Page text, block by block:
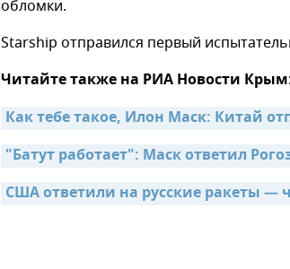
обломки.
Starship отправился первый
Читайте также на РИА Новости
Как тебе такое, Илон Маск: Китай
"Батут работает": Маск ответил
США ответили на русские ракеты —